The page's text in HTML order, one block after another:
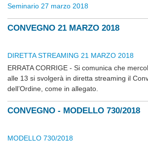
Seminario 27 marzo 2018
CONVEGNO 21 MARZO 2018
DIRETTA STREAMING 21 MARZO 2018
ERRATA CORRIGE - Si comunica che
alle 13 si svolgerà in diretta streaming il
dell’Ordine, come in allegato.
CONVEGNO - MODELLO 730/2018
MODELLO 730/2018